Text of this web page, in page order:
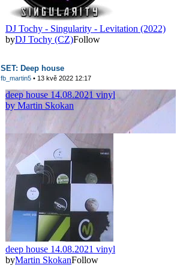
SET: Deep house
fb_martin5 • 13 kvě 2022 12:17